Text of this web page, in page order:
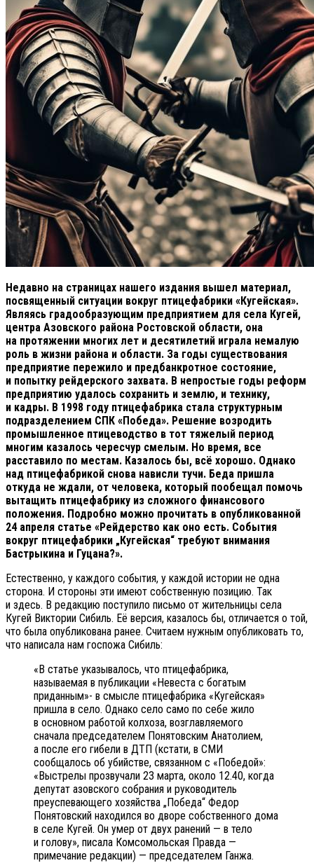
Недавно на страницах нашего издания вышел материал,
посвященный ситуации вокруг птицефабрики «Кугейская».
Являясь градообразующим предприятием для села Кугей,
центра Азовского района Ростовской области, она
на протяжении многих лет и десятилетий играла немалую
роль в жизни района и области. За годы существования
предприятие пережило и предбанкротное состояние,
и попытку рейдерского захвата. В непростые годы реформ
предприятию удалось сохранить и землю, и технику,
и кадры. В 1998 году птицефабрика стала структурным
подразделением СПК «Победа». Решение возродить
промышленное птицеводство в тот тяжелый период
многим казалось чересчур смелым. Но время, все
расставило по местам. Казалось бы, всё хорошо. Однако
над птицефабрикой снова нависли тучи. Беда пришла
откуда не ждали, от человека, который пообещал помочь
вытащить птицефабрику из сложного финансового
положения. Подробно можно прочитать в опубликованной
24 апреля статье «Рейдерство как оно есть. События
вокруг птицефабрики „Кугейская“ требуют внимания
Бастрыкина и Гуцана?».
Естественно, у каждого события, у каждой истории не одна
сторона. И стороны эти имеют собственную позицию. Так
и здесь. В редакцию поступило письмо от жительницы села
Кугей Виктории Сибиль. Её версия, казалось бы, отличается о той,
что была опубликована ранее. Считаем нужным опубликовать то,
что написала нам госпожа Сибиль:
«В статье указывалось, что птицефабрика,
называемая в публикации «Невеста с богатым
приданным»- в смысле птицефабрика «Кугейская»
пришла в село. Однако село само по себе жило
в основном работой колхоза, возглавляемого
сначала председателем Понятовским Анатолием,
а после его гибели в ДТП (кстати, в СМИ
сообщалось об убийстве, связанном с «Победой»:
«Выстрелы прозвучали 23 марта, около 12.40, когда
депутат азовского собрания и руководитель
преуспевающего хозяйства „Победа“ Федор
Понятовский находился во дворе собственного дома
в селе Кугей. Он умер от двух ранений — в тело
и голову», писала Комсомольская Правда —
примечание редакции) — председателем Ганжа.